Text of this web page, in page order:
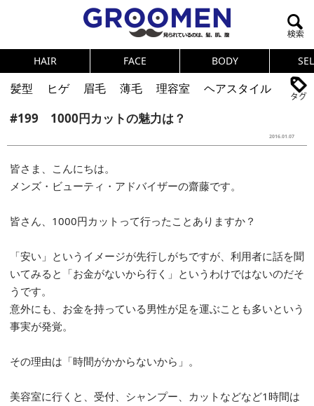
HAIR FACE BODY
髪型 ヒゲ 眉毛 薄毛 理容室
ヘアスタイル
ヘアカタログ
体臭 ニオイ
連載
メンズコスメ
NEWS PICK UP 筋肉
女の本音
テストステロン
海外セレブ 眉毛
メタボ
ダイエット
理容室
#199 1000円カットの魅力は？
2016.01.07
皆さま、こんにちは。
メンズ・ビューティ・アドバイザーの齋藤です。
皆さん、1000円カットって行ったことありますか？
「安い」というイメージが先行しがちですが、利用者に話を聞
いてみると「お金がないから行く」というわけではないのだそ
うです。
意外にも、お金を持っている男性が足を運ぶことも多いという
事実が発覚。
その理由は「時間がかからないから」。
美容室に行くと、受付、シャンプー、カットなどなど1時間は